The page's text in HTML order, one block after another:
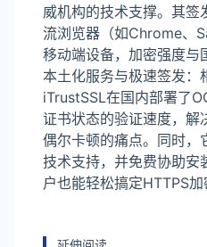
威机构的技术支撑。其签
流浏览器（如Chrome、
移动端设备，加密强度与
本土化服务与极速签发：
iTrustSSL在国内部署了
证书状态的验证速度，解
偶尔卡顿的痛点。同时，
技术支持，并免费协助安
户也能轻松搞定HTTPS加